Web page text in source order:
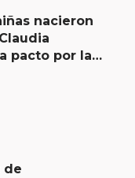
nacieron
pacto por la
de